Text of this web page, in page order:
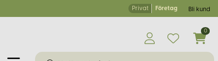
Privat Företag Bli kund
0